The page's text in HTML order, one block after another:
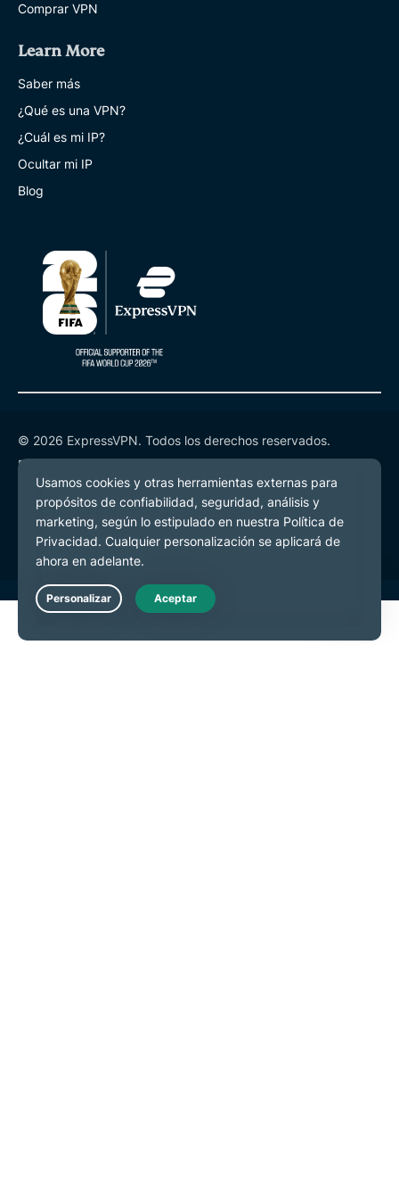
Comprar VPN
Learn More
Saber más
¿Qué es una VPN?
¿Cuál es mi IP?
Ocultar mi IP
Blog
© 2026 ExpressVPN. Todos los derechos reservados.
Política de Privacidad
Términos de Servicio
Preferencias de cookies